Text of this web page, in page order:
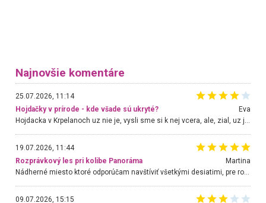
Najnovšie komentáre
25.07.2026, 11:14
Hojdačky v prírode - kde všade sú ukryté?
Eva
Hojdacka v Krpelanoch uz nie je, vysli sme si k nej vcera, ale, zial, uz je znicena. Ak sem planujete cestu len kvoli hojdacke, mozete si ju usetrit. Krasny vyhlad je tu vsak aj bez hojdacky :-)
19.07.2026, 11:44
Rozprávkový les pri kolibe Panoráma
Martina
Nádherné miesto ktoré odporúčam navštíviť všetkými desiatimi, pre rodiny s deťmi, dôchodcom... Proste a jednoducho ozaj rozprávkový les.. určite ešte prídeme. Odniesli sme si na pamiatku krásne tričká,
09.07.2026, 15:15